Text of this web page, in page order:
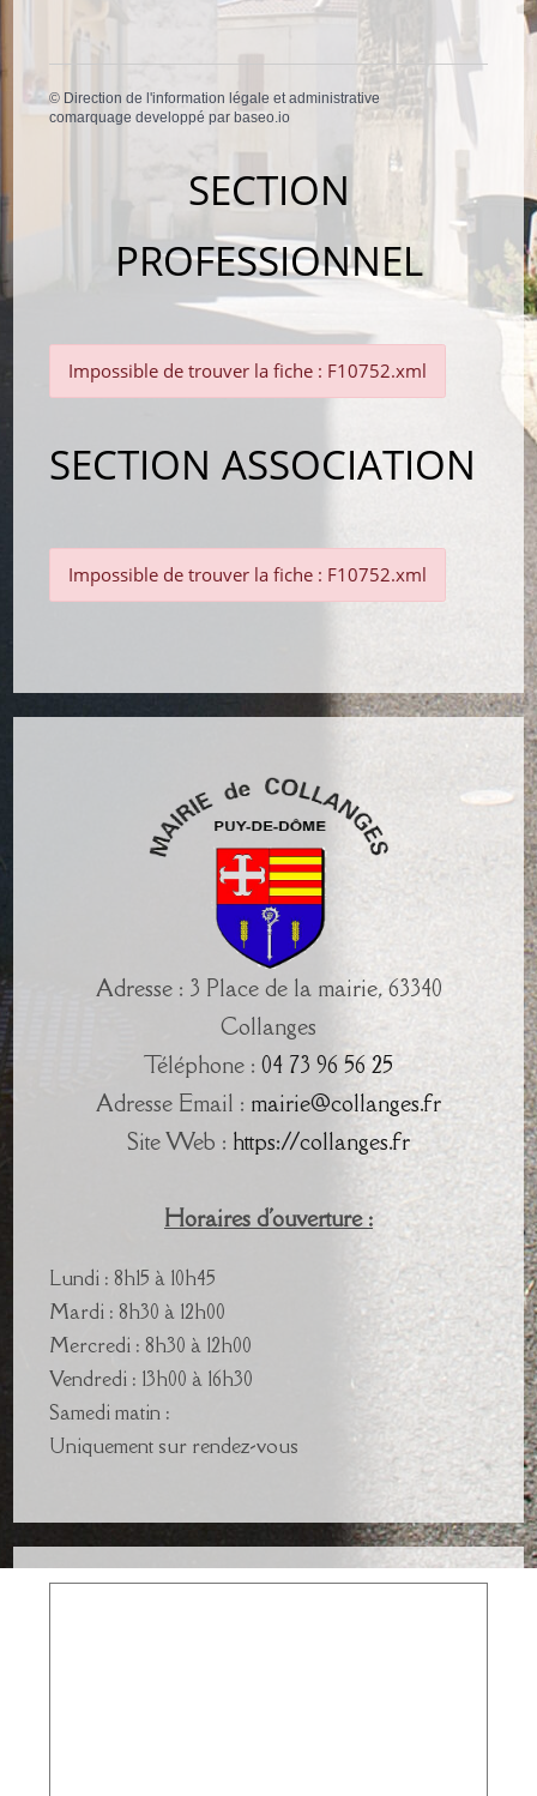
© Direction de l'information légale et administrative
comarquage developpé par baseo.io
SECTION
PROFESSIONNEL
Impossible de trouver la fiche : F10752.xml
SECTION ASSOCIATION
Impossible de trouver la fiche : F10752.xml
Adresse : 3 Place de la mairie, 63340
Collanges
Téléphone : 04 73 96 56 25
Adresse Email : mairie@collanges.fr
Site Web : https://collanges.fr
Horaires d'ouverture :
Lundi : 8h15 à 10h45
Mardi : 8h30 à 12h00
Mercredi : 8h30 à 12h00
Vendredi : 13h00 à 16h30
Samedi matin :
Uniquement sur rendez-vous